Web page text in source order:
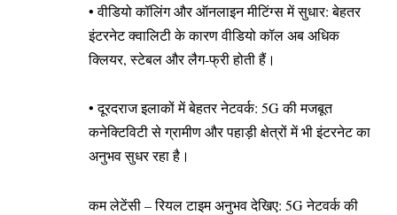
• वीडियो कॉलिंग और ऑनलाइन मीटिंग्स में सुधार: बेहतर
इंटरनेट क्वालिटी के कारण वीडियो कॉल अब अधिक
क्लियर, स्टेबल और लैग-फ्री होती हैं।
• दूरदराज इलाकों में बेहतर नेटवर्क: 5G की मजबूत
कनेक्टिविटी से ग्रामीण और पहाड़ी क्षेत्रों में भी इंटरनेट का
अनुभव सुधर रहा है।
कम लेटेंसी – रियल टाइम अनुभव देखिए: 5G नेटवर्क की